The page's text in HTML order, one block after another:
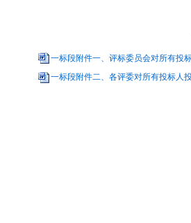
一标段附件一、评标委员会对所有投
一标段附件二、各评委对所有投标人